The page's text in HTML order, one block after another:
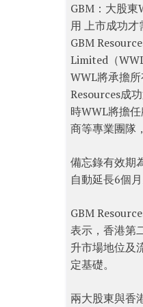
GBM：大股
用 上市成功才
GBM
Limited（
WWL將承擔
Resources成
時WWL將擔
商等專業團隊
備忘錄有效期
自動延長6個月
GBM
表示，香港第
升市場地位及
定基礎。
兩大股東與香